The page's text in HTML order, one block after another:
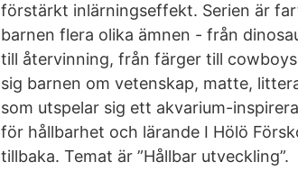
förstärkt inlärningseffekt. Serien är
barnen flera olika ämnen - från
till återvinning, från färger till
sig barnen om vetenskap, matte,
som utspelar sig ett akvarium-
för hållbarhet och lärande I Hölö
tillbaka. Temat är ”Hållbar utveckling”.